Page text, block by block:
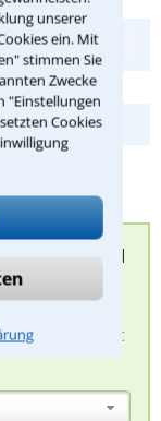
unserer
ein. Mit
stimmen Sie
Zwecke
"Einstellungen
Cookies
Anschließend
bei
einen Anwalt